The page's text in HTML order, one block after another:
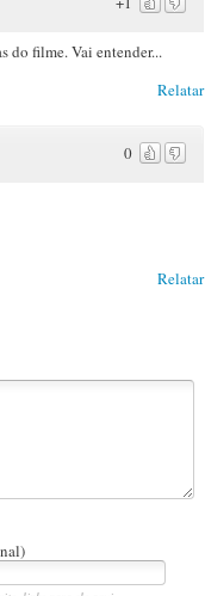
do filme. Vai entender...
Relatar
0
Relatar